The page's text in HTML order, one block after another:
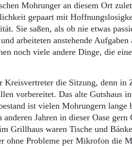
Mohrunger an diesem Ort
gepaart mit
Sie saßen, als ob nie etwas
arbeiteten anstehende
noch viele andere Dinge, die
Kreisvertreter die Sitzung, denn in
vorbereitet. Das alte Gutshaus
ist vielen Mohrungern lange
Jahren in dieser Oase
Grillhaus waren Tische und
ohne Probleme per Mikrofon die